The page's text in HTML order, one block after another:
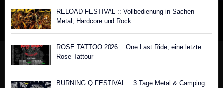
RELOAD FESTIVAL :: Vollbedienung in Sachen
Metal, Hardcore und Rock
ROSE TATTOO 2026 :: One Last Ride, eine letzte
Rose Tattour
BURNING Q FESTIVAL :: 3 Tage Metal & Camping